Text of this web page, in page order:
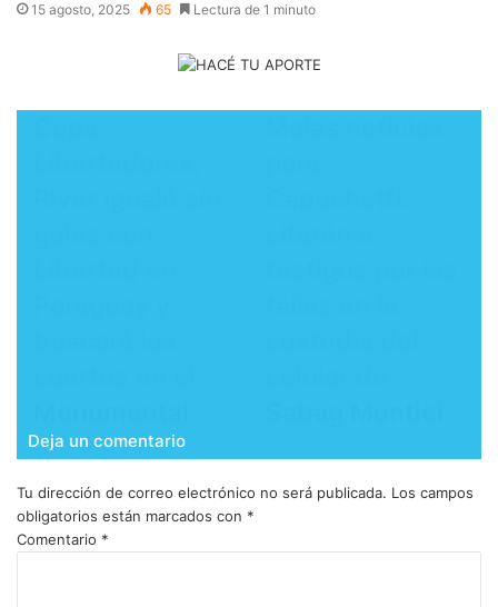
15 agosto, 2025 65 Lectura de 1 minuto
Deja un comentario
Tu dirección de correo electrónico no será publicada. Los campos
obligatorios están marcados con *
Comentario *